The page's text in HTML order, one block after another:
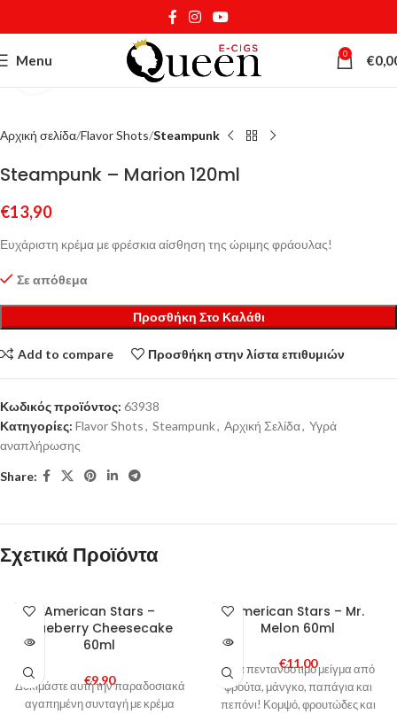
Menu 0 €
Κάντε κλικ για μεγέθυνση
Αρχική σελίδα Flavor Shots Steampunk
Steampunk – Marion 120ml
€13,90
Ευχάριστη κρέμα με φρέσκια αίσθηση της ώριμης φράουλας!
Σε απόθεμα
Προσθήκη Στο Καλάθι
Add to compare Προσθήκη στην λίστα επιθυμιών
Κωδικός προϊόντος: 63938
Κατηγορίες: Flavor Shots, Steampunk, Αρχική Σελίδα, Υγρά
αναπλήρωσης
Share:
Σχετικά Προϊόντα
SOLD
OUT
American Stars –
Blueberry Cheesecake
60ml
€9,90
Δοκιμάστε αυτή την παραδοσιακά
αγαπημένη συνταγή με κρέμα
SOLD
OUTAmerican Stars – Mr.
Melon 60ml
€11,00
Ένα πεντανόστιμο μείγμα από
φρούτα, μάνγκο, παπάγια και
πεπόνι! Κομψό, φρουτώδες και